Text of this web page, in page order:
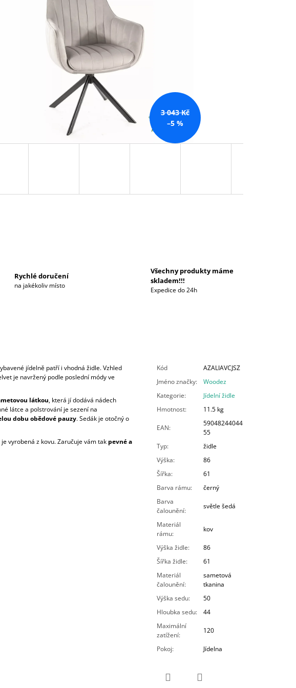
3 043 Kč
–5 %
Rychlé doručení
na jakékoliv místo
Všechny produkty máme
skladem!!!
Expedice do 24h
jídelně patří i vhodná židle. Vzhled
je navržený podle poslední módy ve
látkou, která jí dodává nádech
látce a polstrování je sezení na
dobu obědové pauzy. Sedák je otočný o
vyrobená z kovu. Zaručuje vám tak pevné a
Kód
AZALIAVCJSZ
Jméno značky:
Woodez
Kategorie:
Jídelní židle
Hmotnost: 11.5 kg
EAN:
59048244044
55
Typ:
židle
Výška:
86
Šířka:
61
Barva rámu:
černý
Barva
čalounění:
světle šedá
Materiál
rámu:
kov
Výška židle:
86
Šířka židle:
61
Materiál
čalounění:
sametová
tkanina
Výška sedu:
50
Hloubka sedu:
44
Maximální
zatížení:
120
Pokoj: Jídelna
3 043 Kč